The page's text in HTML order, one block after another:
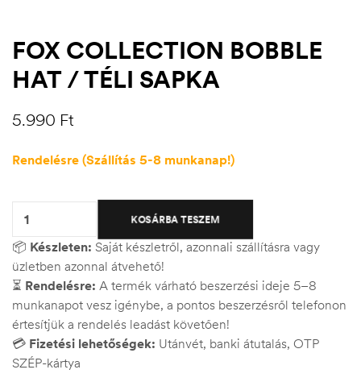
FOX COLLECTION BOBBLE
HAT / TÉLI SAPKA
5.990 Ft
Rendelésre (Szállítás 5-8 munkanap!)
KOSÁRBA TESZEM
📦 Készleten: Saját készletről, azonnali szállításra vagy
üzletben azonnal átvehető!
⏳ Rendelésre: A termék várható beszerzési ideje 5–8
munkanapot vesz igénybe, a pontos beszerzésről telefonon
értesítjük a rendelés leadást követően!
💳 Fizetési lehetőségek: Utánvét, banki átutalás, OTP
SZÉP-kártya